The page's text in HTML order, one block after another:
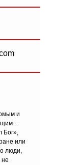
и
Бог»,
или
люди,
не